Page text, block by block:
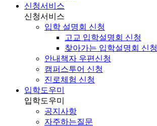
신청서비스
신청서비스
입학 설명회 신청
고교 입학설명회 신청
찾아가는 입학설명회 신청
안내책자 우편신청
캠퍼스투어 신청
진로체험 신청
입학도우미
입학도우미
공지사항
자주하는질문